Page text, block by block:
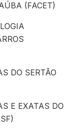
(FACET)
DO SERTÃO
E EXATAS DO